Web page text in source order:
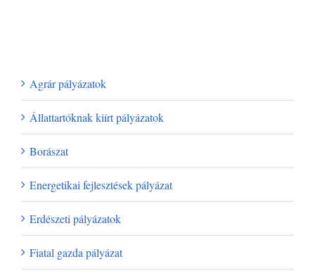
Agrár pályázatok
Állattartóknak kiírt pályázatok
Borászat
Energetikai fejlesztések pályázat
Erdészeti pályázatok
Fiatal gazda pályázat